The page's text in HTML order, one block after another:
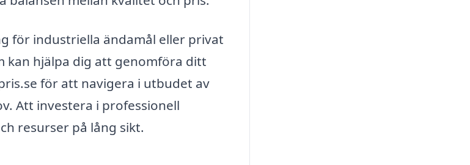
för industriella ändamål eller privat
kan hjälpa dig att genomföra ditt
för att navigera i utbudet av
Att investera i professionell
resurser på lång sikt.